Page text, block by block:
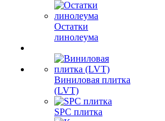
Остатки
линолеума
Виниловая плитка
(LVT)
SPC плитка